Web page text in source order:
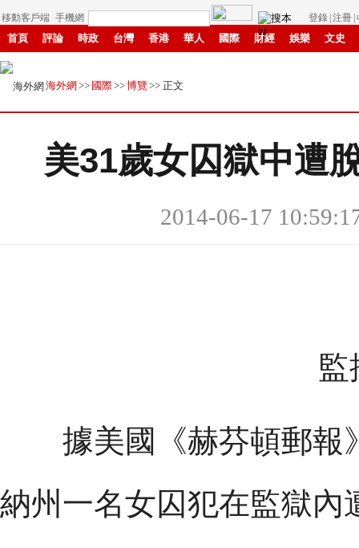
移動客戶端 手機網 登錄 注冊
首頁 評論 時政 台灣 香港 華人 國際 財經 娛樂 文史
創新
海外網 >> 國際>>博覽>> 正文
美31歲女囚獄中遭
2014-06-17
監
據美國《赫芬頓郵報
納州一名女囚犯在監獄內